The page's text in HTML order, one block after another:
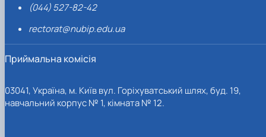
(044) 527-82-42
rectorat@nubip.edu.ua
Приймальна комісія
03041, Україна, м. Київ вул. Горіхуватський шлях, буд. 19,
навчальний корпус № 1, кімната № 12.